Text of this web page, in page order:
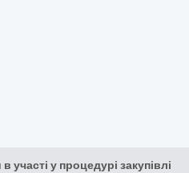
участі у процедурі закупівлі